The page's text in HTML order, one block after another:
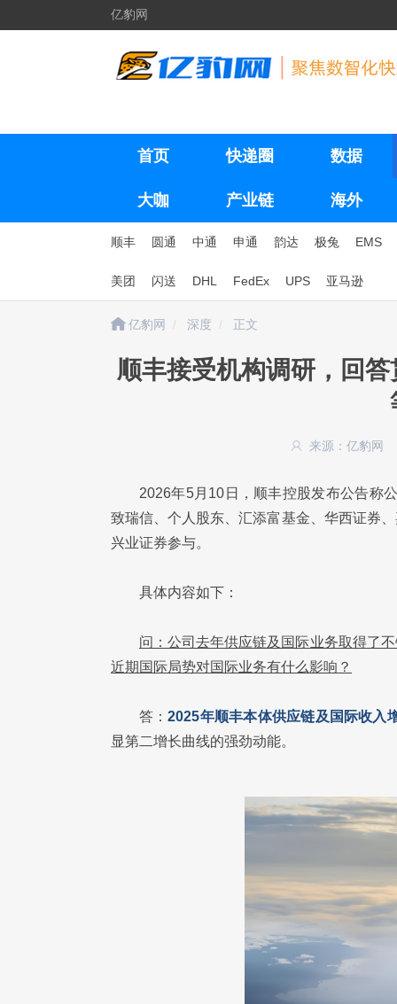
亿豹网
首页 快递圈 数据
大咖 产业链 海外
顺丰 圆通 中通 申通 韵达 极兔 EMS
美团 闪送 DHL FedEx UPS 亚马逊
亿豹网 深度 正文
顺丰接受机构调研，回
来源：亿豹网
2026年5月10日，顺丰控股发布公告称
致瑞信、个人股东、汇添富基金、华西证券
兴业证券参与。
具体内容如下：
问：公司去年供应链及国际业务取得了
近期国际局势对国际业务有什么影响？
答：2025年顺丰本体供应链及国际收入
显第二增长曲线的强劲动能。